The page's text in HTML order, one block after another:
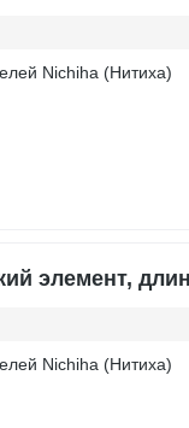
Nichiha (Нитиха)
элемент,
Nichiha (Нитиха)